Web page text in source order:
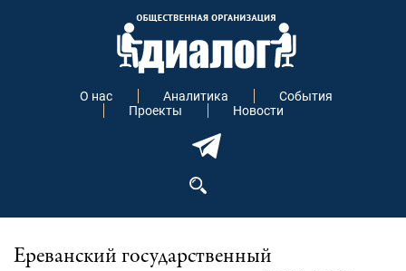
О нас Аналитика
События
Проекты
Новости
Ереванский государственный